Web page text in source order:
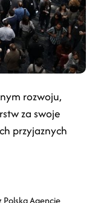
rozwoju,
za swoje
przyjaznych
Agencję